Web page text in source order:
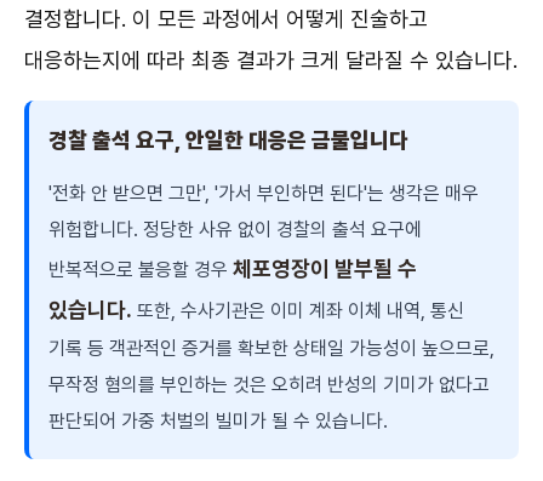
결정합니다. 이 모든 과정에서 어떻게 진술하고
대응하는지에 따라 최종 결과가 크게 달라질 수 있습니다.
경찰 출석 요구, 안일한 대응은 금물입니다
'전화 안 받으면 그만', '가서 부인하면 된다'는 생각은 매우
위험합니다. 정당한 사유 없이 경찰의 출석 요구에
반복적으로 불응할 경우 체포영장이 발부될 수
있습니다. 또한, 수사기관은 이미 계좌 이체 내역, 통신
기록 등 객관적인 증거를 확보한 상태일 가능성이 높으므로,
무작정 혐의를 부인하는 것은 오히려 반성의 기미가 없다고
판단되어 가중 처벌의 빌미가 될 수 있습니다.